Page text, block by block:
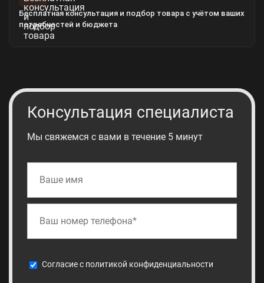
Бесплатная консультация и подбор товара с учётом ваших
потребностей и бюджета
Консультация специалиста
Мы свяжемся с вами в течение 5 минут
Cогласие с политикой конфиденциальности